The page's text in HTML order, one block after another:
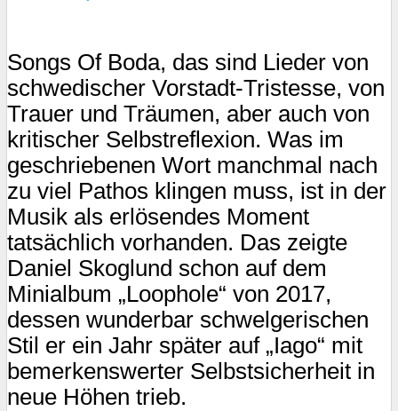
Songs Of Boda, das sind Lieder von
schwedischer Vorstadt-Tristesse, von
Trauer und Träumen, aber auch von
kritischer Selbstreflexion. Was im
geschriebenen Wort manchmal nach
zu viel Pathos klingen muss, ist in der
Musik als erlösendes Moment
tatsächlich vorhanden. Das zeigte
Daniel Skoglund schon auf dem
Minialbum „Loophole“ von 2017,
dessen wunderbar schwelgerischen
Stil er ein Jahr später auf „Iago“ mit
bemerkenswerter Selbstsicherheit in
neue Höhen trieb.